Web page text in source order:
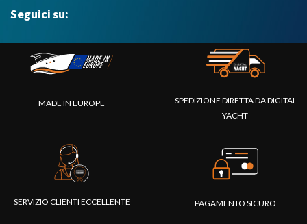
Seguici su:
MADE IN EUROPE
SPEDIZIONE DIRETTA DA DIGITAL
YACHT
SERVIZIO CLIENTI ECCELLENTE PAGAMENTO SICURO